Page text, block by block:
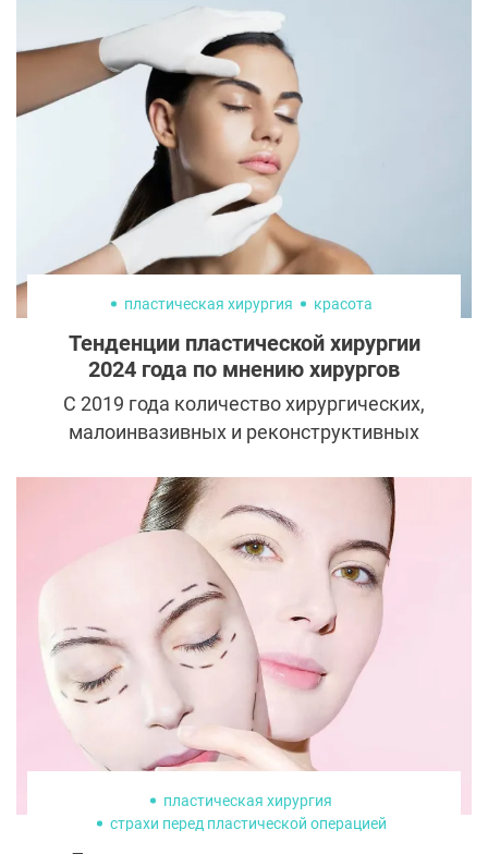
удержать красоту и молодость
свойственно не только знаменитостям
мирового масштаба. Новая технология
омоложения «спейслифтинг» виртуозно
возвращает контуры лица в положение,
свойственное более раннему возрасту.
пластическая хирургия красота
Тенденции пластической хирургии
2024 года по мнению хирургов
С 2019 года количество хирургических,
малоинвазивных и реконструктивных
какие тенденции буду актуальны в
ближайшее время, мы поговорили с
ведущими пластическими хирургами.
пластическая хирургия
страхи перед пластической операцией